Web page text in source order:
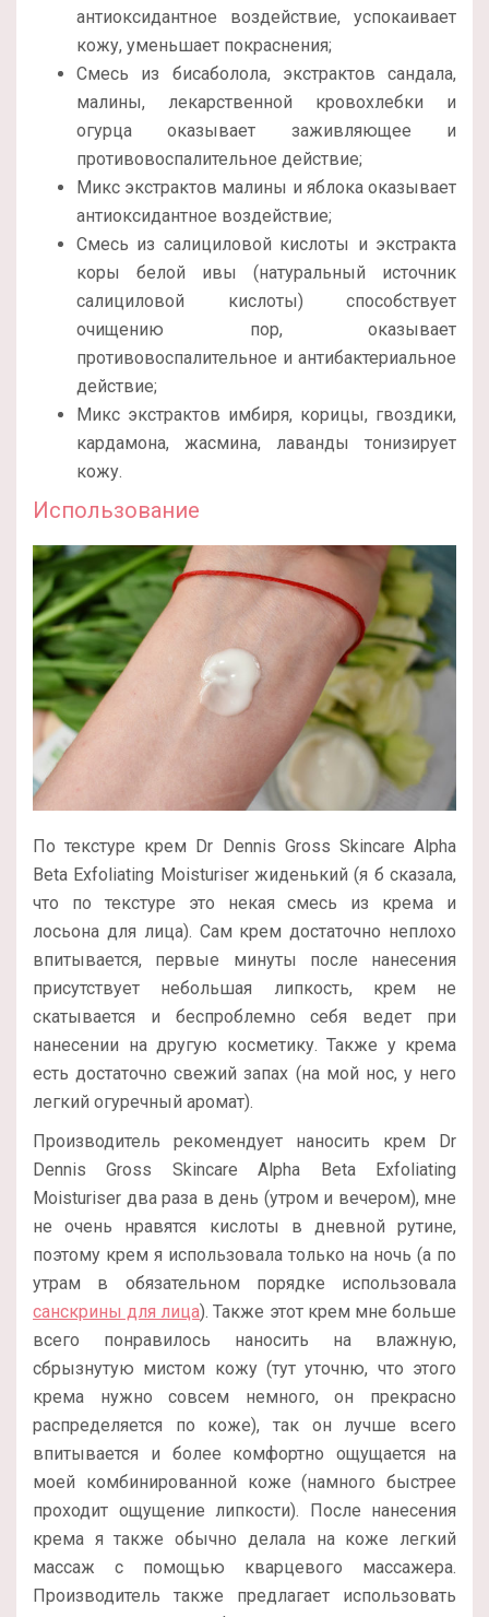
антиоксидантное воздействие, успокаивает
кожу, уменьшает покраснения;
Смесь из бисаболола, экстрактов сандала,
малины, лекарственной кровохлебки и
огурца оказывает заживляющее и
противовоспалительное действие;
Микс экстрактов малины и яблока оказывает
антиоксидантное воздействие;
Смесь из салициловой кислоты и экстракта
коры белой ивы (натуральный источник
салициловой кислоты) способствует
очищению пор, оказывает
противовоспалительное и антибактериальное
действие;
Микс экстрактов имбиря, корицы, гвоздики,
кардамона, жасмина, лаванды тонизирует
кожу.
Использование
По текстуре крем Dr Dennis Gross Skincare Alpha
Beta Exfoliating Moisturiser жиденький (я б сказала,
что по текстуре это некая смесь из крема и
лосьона для лица). Сам крем достаточно неплохо
впитывается, первые минуты после нанесения
присутствует небольшая липкость, крем не
скатывается и беспроблемно себя ведет при
нанесении на другую косметику. Также у крема
есть достаточно свежий запах (на мой нос, у него
легкий огуречный аромат).
Производитель рекомендует наносить крем Dr
Dennis Gross Skincare Alpha Beta Exfoliating
Moisturiser два раза в день (утром и вечером), мне
не очень нравятся кислоты в дневной рутине,
поэтому крем я использовала только на ночь (а по
утрам в обязательном порядке использовала
санскрины для лица). Также этот крем мне больше
всего понравилось наносить на влажную,
сбрызнутую мистом кожу (тут уточню, что этого
крема нужно совсем немного, он прекрасно
распределяется по коже), так он лучше всего
впитывается и более комфортно ощущается на
моей комбинированной коже (намного быстрее
проходит ощущение липкости). После нанесения
крема я также обычно делала на коже легкий
массаж с помощью кварцевого массажера.
Производитель также предлагает использовать